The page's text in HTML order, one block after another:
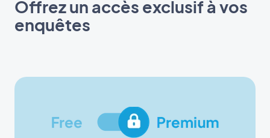
Offrez un accès exclusif à vos
enquêtes